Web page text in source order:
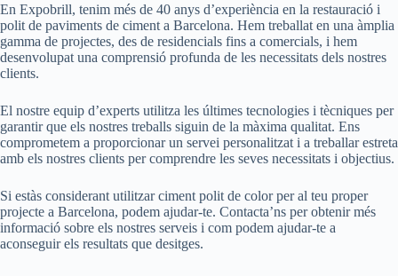
En Expobrill, tenim més de 40 anys d’experiència en la restauració i
polit de paviments de ciment a Barcelona. Hem treballat en una àmplia
gamma de projectes, des de residencials fins a comercials, i hem
desenvolupat una comprensió profunda de les necessitats dels nostres
clients.
El nostre equip d’experts utilitza les últimes tecnologies i tècniques per
garantir que els nostres treballs siguin de la màxima qualitat. Ens
comprometem a proporcionar un servei personalitzat i a treballar estreta
amb els nostres clients per comprendre les seves necessitats i objectius.
Si estàs considerant utilitzar ciment polit de color per al teu proper
projecte a Barcelona, podem ajudar-te. Contacta’ns per obtenir més
informació sobre els nostres serveis i com podem ajudar-te a
aconseguir els resultats que desitges.